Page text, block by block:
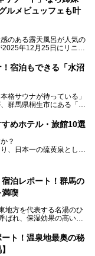
ルメビュッフェも叶
のある露天風呂が人気の
年12月25日にリニュ
グルメにこだわったビュ
バスで楽々、さらに草津
大東舘」「亀の井ホテ
ゾート」を徹底レポー
ィ株式会社【PR】
トのPR記事です。
宿泊もできる「水沼
格サウナが待っている」
群馬県桐生市にある「駅
できる「サウナの森」、
駅直結の「水沼の湯」の
ナー、そして電車旅好き
めホテル・旅館10選
？
、日本一の硫黄泉として
みました！万座温泉の楽
す。
浴可能な温泉まで、おす
泊レポート！群馬の
満喫
地方を代表する名湯のひ
ばれ、保湿効果の高い美
表する旅館の一つ。日帰
てじっくり楽しむのがベ
ト！温泉地最奥の秘